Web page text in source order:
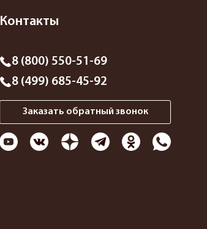
Контакты
8 (800) 550-51-69
8 (499) 685-45-92
Заказать обратный звонок